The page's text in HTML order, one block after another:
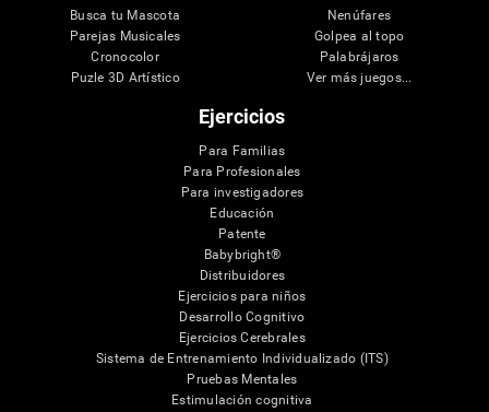
Busca tu Mascota
Parejas Musicales
Cronocolor
Puzle 3D Artístico
Nenúfares
Golpea al topo
Palabrájaros
Ver más juegos...
Ejercicios
Para Familias
Para Profesionales
Para investigadores
Educación
Patente
Babybright®
Distribuidores
Ejercicios para niños
Desarrollo Cognitivo
Ejercicios Cerebrales
Sistema de Entrenamiento Individualizado (ITS)
Pruebas Mentales
Estimulación cognitiva